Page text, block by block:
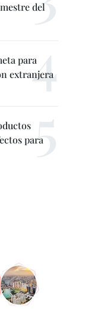
del
para
extranjera
para